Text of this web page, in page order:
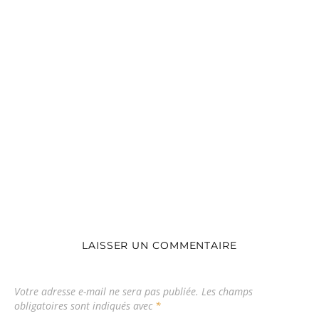
LAISSER UN COMMENTAIRE
Votre adresse e-mail ne sera pas publiée. Les champs
obligatoires sont indiqués avec *